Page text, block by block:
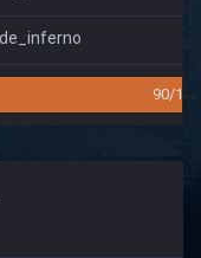
de_inferno
90/160